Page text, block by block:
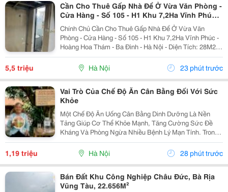
Cần Cho Thuê Gấp Nhà Để Ở Vừa Văn Phòng -
Cửa Hàng - Số 105 - H1 Khu 7,2Ha Vĩnh Phúc -
Ba Đình
Chính Chủ Cần Cho Thuê Gấp Nhà Để Ở Vừa Văn
Phòng - Cửa Hàng - Số 105 - H1 Khu 7,2Ha Vĩnh Phúc -
Hoàng Hoa Thám - Ba Đình - Hà Nội - Diện Tích: 28M2 -
Vệ Sinh Khép Kín, Có Gác Xép, Vỉa Hè Rộng, Nhà
Riêng Biệt, Độc Lập. - Tiện Nghi Có Sẵn Điều...
5,5 triệu Hà Nội 23 phút trước
Vai Trò Của Chế Độ Ăn Cân Bằng Đối Với Sức
Khỏe
Một Chế Độ Ăn Uống Cân Bằng Dinh Dưỡng Là Nền
Tảng Giúp Cơ Thể Khỏe Mạnh, Tăng Cường Sức Đề
Kháng Và Phòng Ngừa Nhiều Bệnh Lý Mạn Tính. Trong
Bối Cảnh Ngày Càng Nhiều Người Quan Tâm Đến Lối
Sống Lành Mạnh, Việc Kết Hợp Dinh Dưỡng Với Các
Phương Pháp...
1,19 triệu Hà Nội 28 phút trước
Bán Đất Khu Công Nghiệp Châu Đức, Bà Rịa
Vũng Tàu, 22.656M²